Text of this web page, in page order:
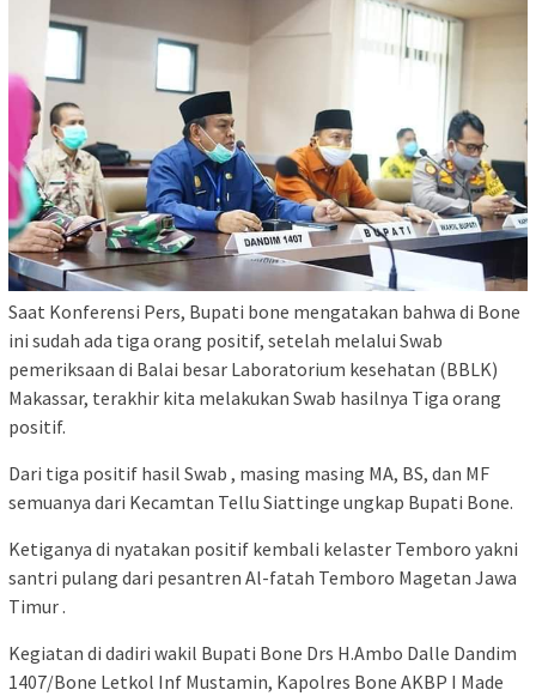
Saat Konferensi Pers, Bupati bone mengatakan bahwa di Bone
ini sudah ada tiga orang positif, setelah melalui Swab
pemeriksaan di Balai besar Laboratorium kesehatan (BBLK)
Makassar, terakhir kita melakukan Swab hasilnya Tiga orang
positif.
Dari tiga positif hasil Swab , masing masing MA, BS, dan MF
semuanya dari Kecamtan Tellu Siattinge ungkap Bupati Bone.
Ketiganya di nyatakan positif kembali kelaster Temboro yakni
santri pulang dari pesantren Al-fatah Temboro Magetan Jawa
Timur .
Kegiatan di dadiri wakil Bupati Bone Drs H.Ambo Dalle Dandim
1407/Bone Letkol Inf Mustamin, Kapolres Bone AKBP I Made